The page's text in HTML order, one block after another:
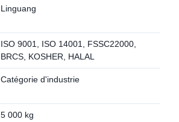
Linguang
ISO 9001, ISO 14001, FSSC22000,
BRCS, KOSHER, HALAL
Catégorie d'industrie
5 000 kg